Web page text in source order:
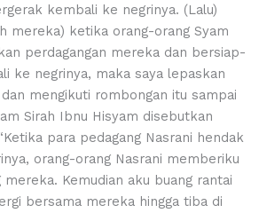
kembali ke negrinya. (Lalu)
mereka) ketika orang-orang Syam
perdagangan mereka dan bersiap-
ke negrinya, maka saya lepaskan
mengikuti rombongan itu sampai
Sirah Ibnu Hisyam disebutkan
para pedagang Nasrani hendak
orang-orang Nasrani memberiku
Kemudian aku buang rantai
bersama mereka hingga tiba di